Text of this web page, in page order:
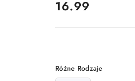
cena:
16.99
Wariant
Różne Rodzaje